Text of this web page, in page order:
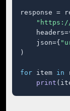
response =
"https://
    json={
)
for item in
print